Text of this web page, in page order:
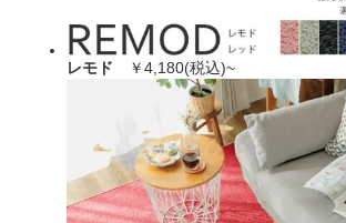
レモド ￥4,180(税込)~